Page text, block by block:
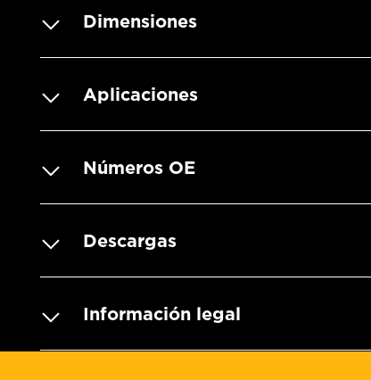
Dimensiones
Aplicaciones
Números OE
Descargas
Información legal